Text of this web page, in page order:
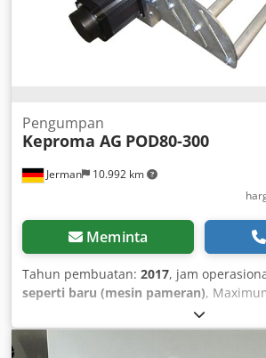
Jerman 10.992 km
Pengumpan
Keproma AG POD80-300
Meminta
Tahun pembuatan: 2017, jam
seperti baru (mesin pameran),
4 mm Band width: 300 mm
drive with compact control unit Dcedpfx
Feed force: 3000 N (300 kg) Maximum